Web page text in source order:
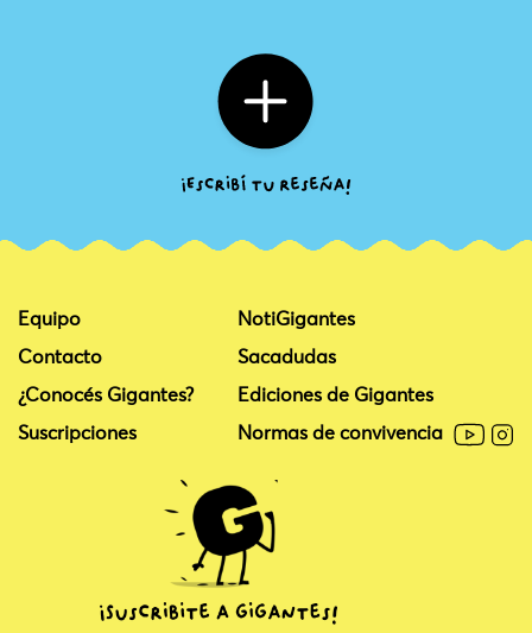
Equipo
Contacto
¿Conocés Gigantes?
Suscripciones
NotiGigantes
Sacadudas
Ediciones de Gigantes
Normas de convivencia